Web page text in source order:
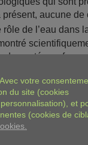
présent, aucune de
rôle de l’eau dans
de santé aux
d’une
non complexe
T. M. Hooton de
votre
du site (cookies
et
(cookies de